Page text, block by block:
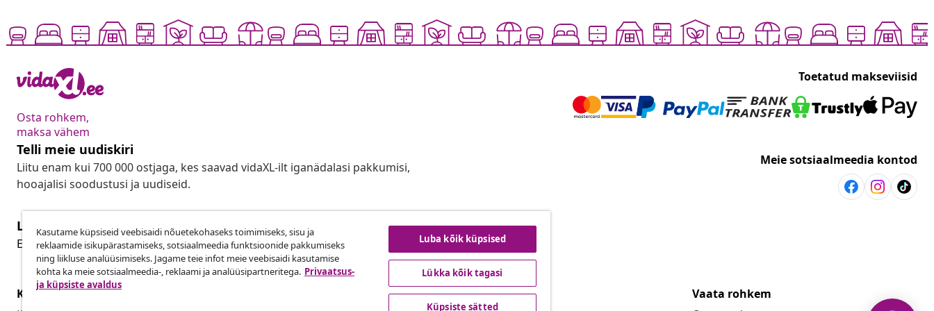
Osta rohkem,
maksa vähem
Toetatud makseviisid
Telli meie uudiskiri
Liitu enam kui 700 000 ostjaga, kes saavad vidaXL-ilt iganädalasi pakkumisi,
hooajalisi soodustusi ja uudiseid.
Meie sotsiaalmeedia kontod
Lepingust taganemine
Esita oma tellimuse kohta tagastamissoov.
Lepingust taganemine
Klienditeenindus
vidaXL
Vaata rohkem
Kasutame küpsiseid veebisaidi nõuetekohaseks toimimiseks, sisu ja
reklaamide isikupärastamiseks, sotsiaalmeedia funktsioonide pakkumiseks
ning liikluse analüüsimiseks. Jagame teie infot meie veebisaidi kasutamise
kohta ka meie sotsiaalmeedia-, reklaami ja analüüsipartneritega. Privaatsus-
ja küpsiste avaldus
Luba kõik küpsised
Lükka kõik tagasi
Küpsiste sätted